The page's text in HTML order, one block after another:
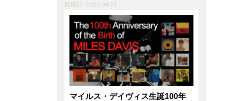
投稿日 : 2026.04.21
マイルス・デイヴィス生誕100年